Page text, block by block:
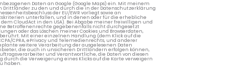
Daten an Google (Google Maps) ein. Mit meinem
Drittländer zu den und durch die in der Datenschutzerklärung
der EU/EWR vorliegt sowie an
unterfallen, und in denen oder für die erhebliche
CloudAct in den USA). Bei Abgabe meiner freiwilligen und
Betroffenenrechte gegebenenfalls nicht durchgesetzt
oder das Löschen meiner Cookies und Browserdaten,
Mit einer einzelnen Handlung (dem Klick auf die
CPRA, ePrivacy und Telemedienrechts, und anderer
weitere Verarbeitung der ausgelesenen Daten
die auch in unsicheren Drittländern erfolgen können,
und Verantwortliche, die Daten von diesen
die Verweigerung eines Klicks auf die Karte verweigern
haben.